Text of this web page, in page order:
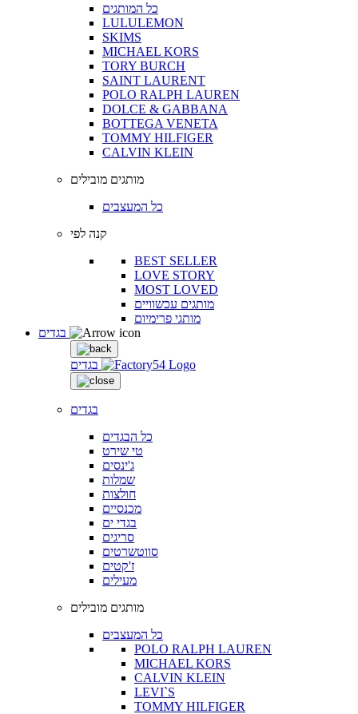
כל המותגים
LULULEMON
SKIMS
MICHAEL KORS
TORY BURCH
SAINT LAURENT
POLO RALPH LAUREN
DOLCE & GABBANA
BOTTEGA VENETA
TOMMY HILFIGER
CALVIN KLEIN
מותגים מובילים
כל המעצבים
קנה לפי
BEST SELLER
LOVE STORY
MOST LOVED
מותגים עכשוויים
מותגי פרימיום
בגדים
בגדים
כל הבגדים
טי שירט
ג'ינסים
שמלות
חולצות
מכנסיים
בגדי ים
סריגים
סווטשרטים
ז'קטים
מעילים
מותגים מובילים
כל המעצבים
POLO RALPH LAUREN
MICHAEL KORS
CALVIN KLEIN
LEVI`S
TOMMY HILFIGER